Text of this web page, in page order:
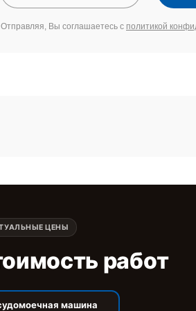
Отправляя, Вы соглашаетесь с политикой
ЦЕНЫ
работ
машина